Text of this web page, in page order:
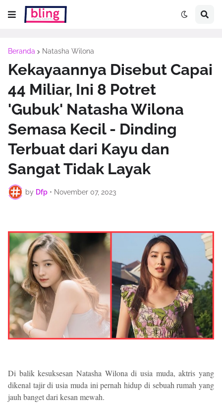
Beranda Natasha Wilona
Kekayaannya Disebut Capai
44 Miliar, Ini 8 Potret
'Gubuk' Natasha Wilona
Semasa Kecil - Dinding
Terbuat dari Kayu dan
Sangat Tidak Layak
by Dfp • November 07, 2023
Di balik kesuksesan Natasha Wilona di usia muda, aktris yang
dikenal tajir di usia muda ini pernah hidup di sebuah rumah yang
jauh banget dari kesan mewah.